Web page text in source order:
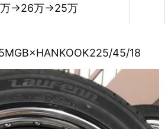
→26万→25万
45/18